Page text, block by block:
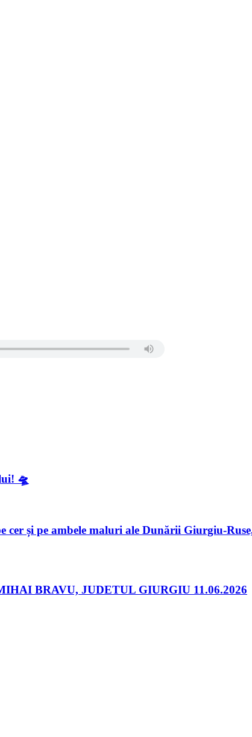
🛸
cer și pe ambele maluri ale Dunării Giurgiu-
BRAVU, JUDETUL GIURGIU 11.06.2026